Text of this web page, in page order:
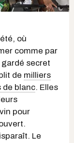
où
comme par
gardé secret
de milliers
de blanc. Elles
pour
Le